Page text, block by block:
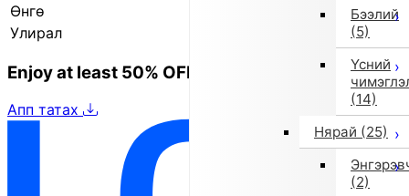
Бээлий
(5)
Үсний
(14)
Нярай (25)
(2)
Өнгө
Улирал
2025 оны намар/өвөл
Enjoy at least 50% OFF Tokyo fashion
Апп татах